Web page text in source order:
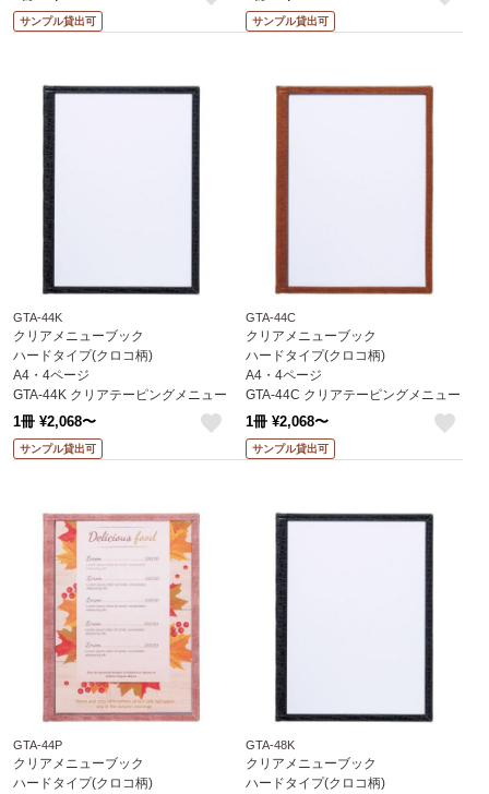
サンプル貸出可 サンプル貸出可
GTA-44K
クリアメニューブック
ハードタイプ(クロコ柄)
A4・4ページ
GTA-44K クリアテーピングメニュー
(クロコ柄) えいむ(Aim)
1冊 ¥2,068〜
サンプル貸出可
GTA-44C
クリアメニューブック
ハードタイプ(クロコ柄)
A4・4ページ
GTA-44C クリアテーピングメニュー
(クロコ柄) えいむ(Aim)
1冊 ¥2,068〜
サンプル貸出可
GTA-44P
クリアメニューブック
ハードタイプ(クロコ柄)
GTA-48K
クリアメニューブック
ハードタイプ(クロコ柄)